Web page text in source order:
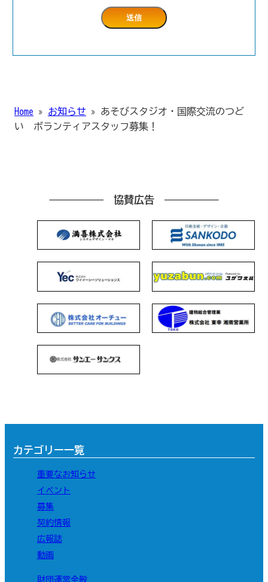
Home » お知らせ » あそびスタジオ・国際交流のつど
い ボランティアスタッフ募集！
協賛広告
カテゴリー一覧
重要なお知らせ
イベント
募集
契約情報
広報誌
動画
財団運営全般